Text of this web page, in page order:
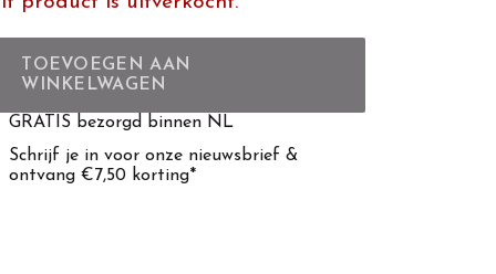
TOEVOEGEN AAN
WINKELWAGEN
GRATIS bezorgd binnen NL
Schrijf je in voor onze nieuwsbrief &
ontvang €7,50 korting*